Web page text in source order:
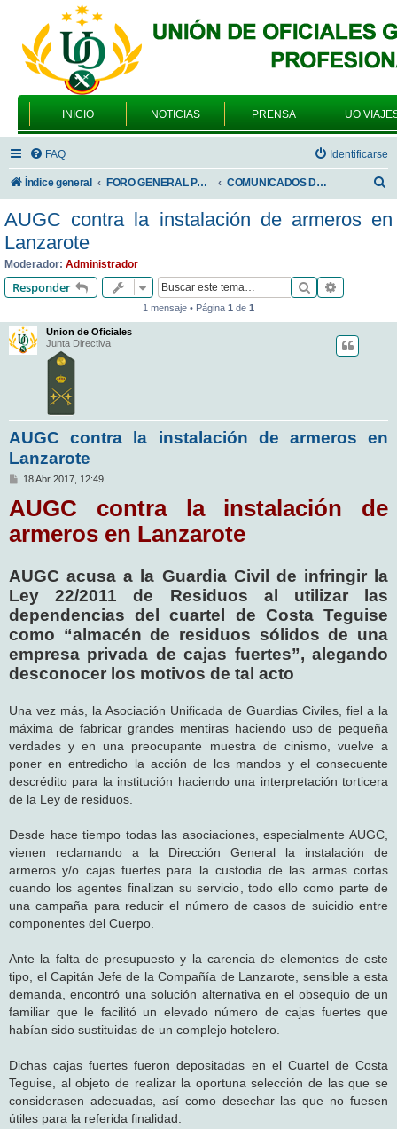
INICIO NOTICIAS PRENSA UO
FAQ Identificarse
Índice general FORO GENERAL PARA TODOS LOS USUARIOS COMUNICADOS DE LA UNIÓN DE OFICIALES
s
AUGC contra la instalación de armeros en
Lanzarote
Moderador: Administrador
Responder Buscar
1 mensaje • Página 1 de 1
Union de Oficiales
Junta Directiva
AUGC contra la instalación de armeros en
Lanzarote
M
n
s
j
18 Abr 2017, 12:49
AUGC contra la instalación de
armeros en Lanzarote
AUGC acusa a la Guardia Civil de infringir la
Ley 22/2011 de Residuos al utilizar las
dependencias del cuartel de Costa Teguise
como “almacén de residuos sólidos de una
empresa privada de cajas fuertes”, alegando
desconocer los motivos de tal acto
Una vez más, la Asociación Unificada de Guardias Civiles, fiel a la
máxima de fabricar grandes mentiras haciendo uso de pequeña
verdades y en una preocupante muestra de cinismo, vuelve a
poner en entredicho la acción de los mandos y el consecuente
descrédito para la institución haciendo una interpretación torticera
de la Ley de residuos.
Desde hace tiempo todas las asociaciones, especialmente AUGC,
vienen reclamando a la Dirección General la instalación de
armeros y/o cajas fuertes para la custodia de las armas cortas
cuando los agentes finalizan su servicio, todo ello como parte de
una campaña para reducir el número de casos de suicidio entre
componentes del Cuerpo.
Ante la falta de presupuesto y la carencia de elementos de este
tipo, el Capitán Jefe de la Compañía de Lanzarote, sensible a esta
demanda, encontró una solución alternativa en el obsequio de un
familiar que le facilitó un elevado número de cajas fuertes que
habían sido sustituidas de un complejo hotelero.
Dichas cajas fuertes fueron depositadas en el Cuartel de Costa
Teguise, al objeto de realizar la oportuna selección de las que se
considerasen adecuadas, así como desechar las que no fuesen
útiles para la referida finalidad.